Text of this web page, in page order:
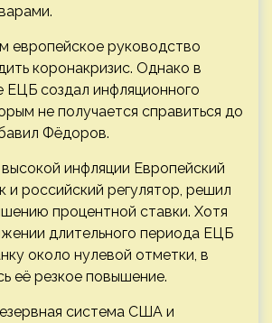
европейское руководство
коронакризис. Однако в
ЕЦБ создал инфляционного
не получается справиться до
Фёдоров.
инфляции Европейский
и российский регулятор, решил
процентной ставки. Хотя
длительного периода ЕЦБ
около нулевой отметки, в
её резкое повышение.
система США и